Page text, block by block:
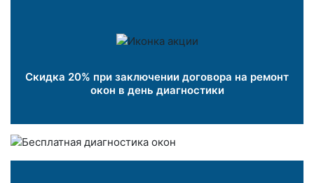
Скидка 20% при заключении договора на ремонт
окон в день диагностики